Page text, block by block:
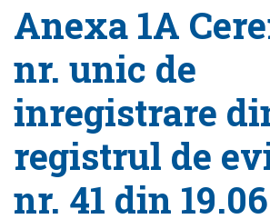
Anexa 1A
nr. unic de
inregistrare
registrul de
nr. 41 din